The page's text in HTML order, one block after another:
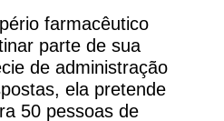
farmacêutico
parte de sua
de administração
ela pretende
50 pessoas de